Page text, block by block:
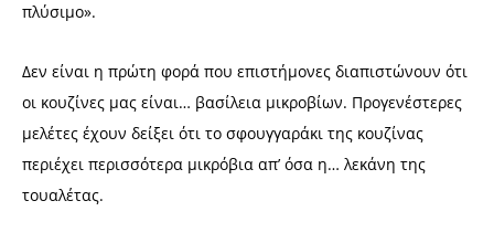
πλύσιμο».
Δεν είναι η πρώτη φορά που επιστήμονες διαπιστώνουν ότι
οι κουζίνες μας είναι… βασίλεια μικροβίων. Προγενέστερες
μελέτες έχουν δείξει ότι το σφουγγαράκι της κουζίνας
περιέχει περισσότερα μικρόβια απ’ όσα η… λεκάνη της
τουαλέτας.